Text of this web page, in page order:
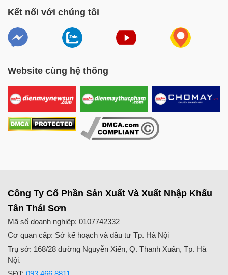
Kết nối với chúng tôi
Website cùng hệ thống
Công Ty Cổ Phần Sản Xuất Và Xuất Nhập Khẩu
Tân Thái Sơn
Mã số doanh nghiệp: 0107742332
Cơ quan cấp: Sở kế hoạch và đầu tư Tp. Hà Nội
Trụ sở: 168/28 đường Nguyễn Xiển, Q. Thanh Xuân, Tp. Hà
Nội.